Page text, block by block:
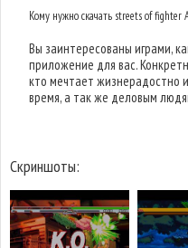
Кому нужно скачать streets of
Вы заинтересованы играми,
приложение для вас.
кто мечтает жизнерадостно
время, а так же деловым
Скриншоты: